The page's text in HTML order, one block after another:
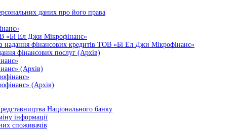
даних про його права
«Бі Ел Джи Мікрофінанс»
з надання фінансових кредитів ТОВ «Бі Ел Джи Мікрофінанс»
фінансових послуг (Архів)
(Архів)
(Архів)
Національного банку
інформації
споживачів